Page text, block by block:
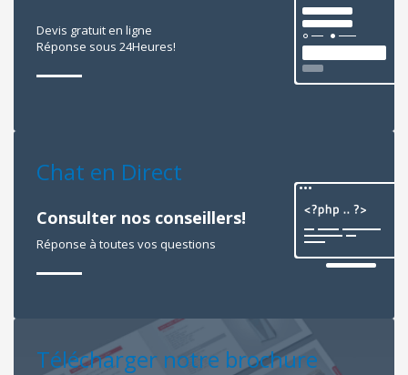
Devis gratuit en ligne
Réponse sous 24Heures!
Chat en Direct
Consulter nos conseillers!
Réponse à toutes vos questions
Télécharger notre brochure